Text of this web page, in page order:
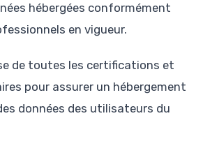
hébergées conformément
en vigueur.
de toutes les certifications et
pour assurer un hébergement
données des utilisateurs du